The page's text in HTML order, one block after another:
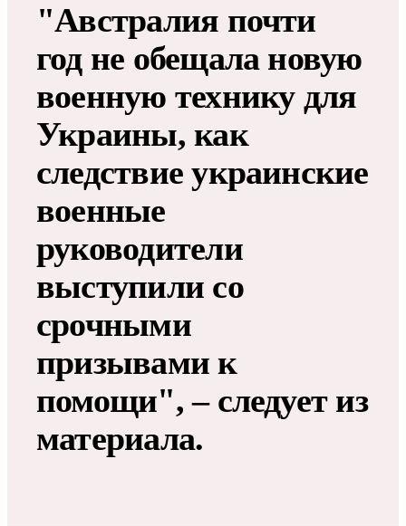
"Австралия почти
год не обещала новую
военную технику для
Украины, как
следствие украинские
военные
руководители
выступили со
срочными
призывами к
помощи", – следует из
материала.